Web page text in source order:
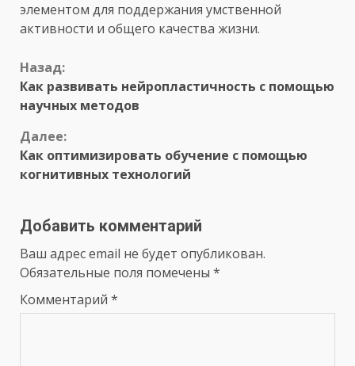
элементом для поддержания умственной
активности и общего качества жизни.
Продолжить
чтение
Назад:
Как развивать нейропластичность с помощью
научных методов
Далее:
Как оптимизировать обучение с помощью
когнитивных технологий
Добавить комментарий
Ваш адрес email не будет опубликован.
Обязательные поля помечены *
Комментарий *